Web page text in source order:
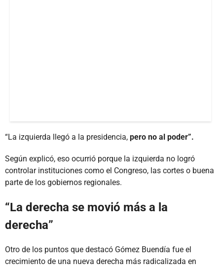
“La izquierda llegó a la presidencia, pero no al poder”.
Según explicó, eso ocurrió porque la izquierda no logró
controlar instituciones como el Congreso, las cortes o buena
parte de los gobiernos regionales.
“La derecha se movió más a la
derecha”
Otro de los puntos que destacó Gómez Buendía fue el
crecimiento de una nueva derecha más radicalizada en